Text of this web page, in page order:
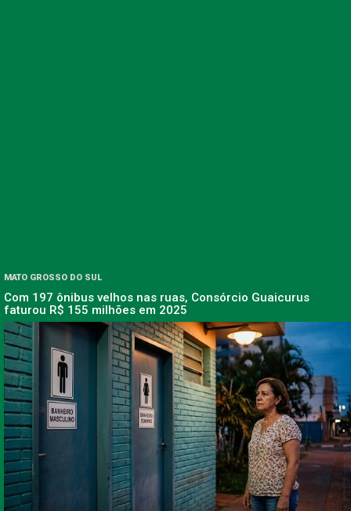
MATO GROSSO DO SUL
Com 197 ônibus velhos nas ruas, Consórcio Guaicurus
faturou R$ 155 milhões em 2025